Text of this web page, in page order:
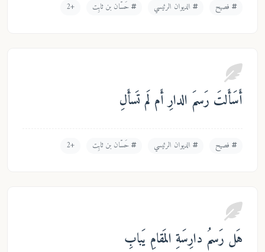
الديوان الرئيسي حَسّان بن ثابِت +2
رَسمَ الدارِ أَم لَم تَسأَلِ
الديوان الرئيسي حَسّان بن ثابِت +2
رَسمُ دارِسَةِ المَقامِ يَبابِ